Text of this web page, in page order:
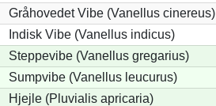
Gråhovedet Vibe (Vanellus cinereus)
Indisk Vibe (Vanellus indicus)
Steppevibe (Vanellus gregarius)
Sumpvibe (Vanellus leucurus)
Hjejle (Pluvialis apricaria)